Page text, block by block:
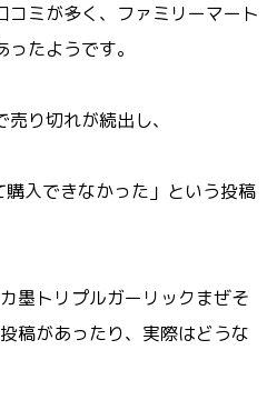
コミが多く、ファミリーマート
たようです。
り切れが続出し、
入できなかった」という投稿
墨トリプルガーリックまぜそ
稿があったり、実際はどうな